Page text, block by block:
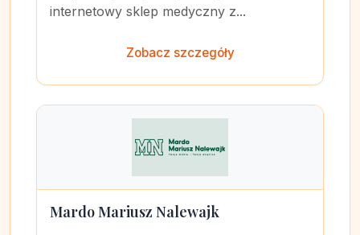
internetowy sklep medyczny z...
Zobacz szczegóły
Mardo Mariusz Nalewajk